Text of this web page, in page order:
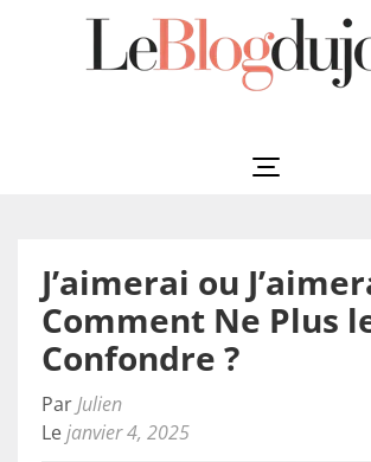
J’aimerai ou
Comment Ne Plus
Confondre ?
ParJulien
Lejanvier 4, 2025